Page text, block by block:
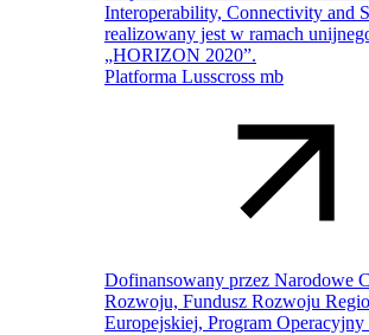
Interoperability, Connectivity and
realizowany jest w ramach
„HORIZON 2020”.
Platforma Lusscross mb
Dofinansowany przez Narodowe
Rozwoju, Fundusz Rozwoju
Europejskiej, Program